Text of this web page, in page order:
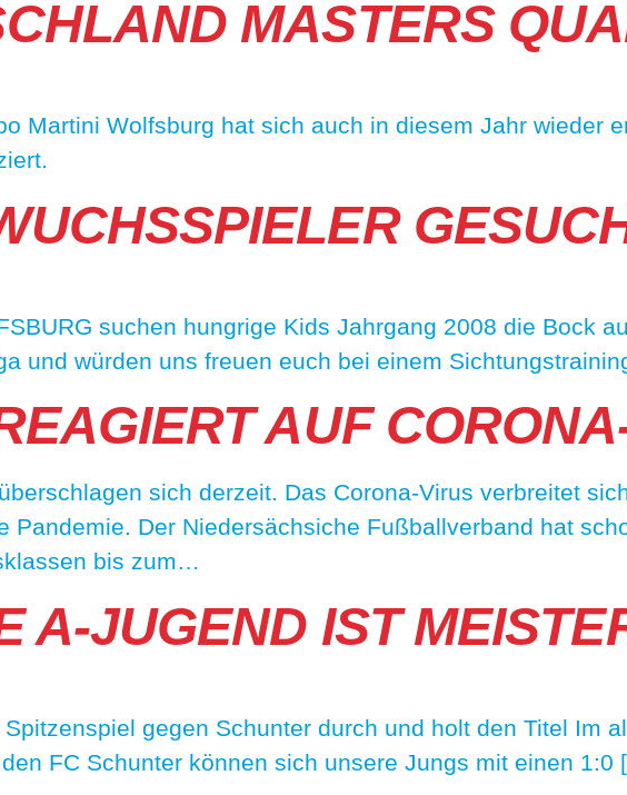
MASTERS
Martini Wolfsburg hat sich auch in diesem Jahr wieder
suchen hungrige Kids Jahrgang 2008 die Bock
und würden uns freuen euch bei einem
AUF
sich derzeit. Das Corona-Virus verbreitet
Pandemie. Der Niedersächsiche Fußballverband hat
bis zum…
A-JUGEND IST
gegen Schunter durch und holt den Titel Im
FC Schunter können sich unsere Jungs mit einen